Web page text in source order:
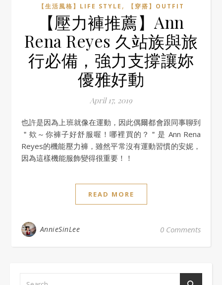
【生活風格】LIFE STYLE , 【穿搭】OUTFIT
【壓力褲推薦】Ann
Rena Reyes 久站族與旅
行必備，強力支撐讓妳
優雅好動
April 17, 2019
也許是因為上班就像在運動，因此偶爾都會跟同事聊到
＂欸～你褲子好舒服喔！哪裡買的？＂是 Ann Rena
Reyes的機能壓力褲，雖然平常沒有運動習慣的安妮，
因為這樣機能服飾變得很重要！！
READ MORE
AnnieSinLee 0 Comments